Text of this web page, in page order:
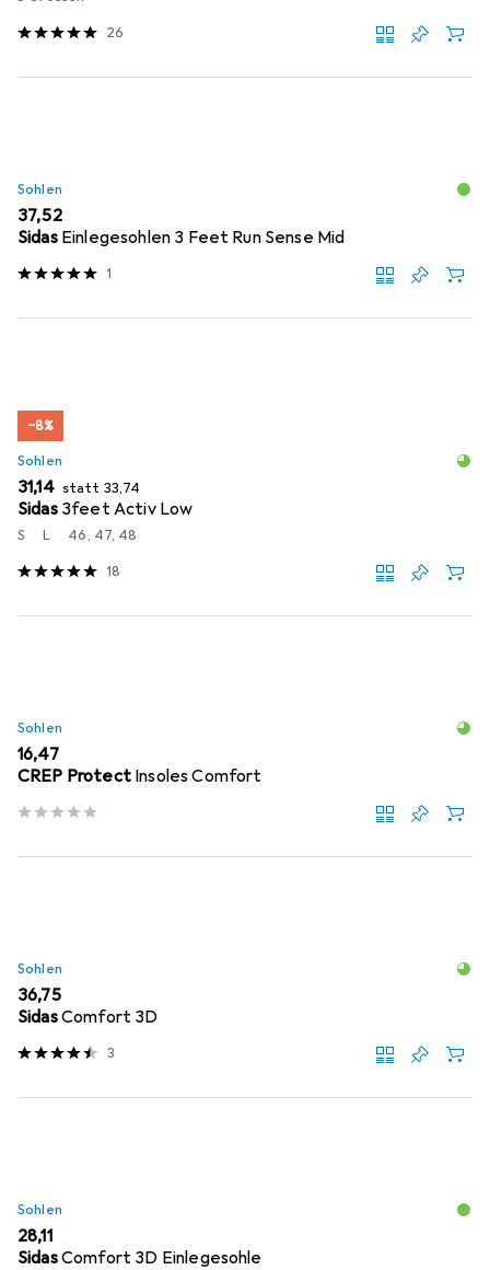
26
Sohlen
EUR
37,52
Sidas Einlegesohlen 3 Feet Run Sense Mid
1
−8%
Sohlen
EUR
31,14 statt EUR
33,74
Sidas 3feet Activ Low
S L 46, 47, 48
18
Sohlen
EUR
16,47
CREP Protect Insoles Comfort
Sohlen
EUR
36,75
SidasComfort 3D
3
Sohlen
EUR
28,11
SidasComfort 3D Einlegesohle